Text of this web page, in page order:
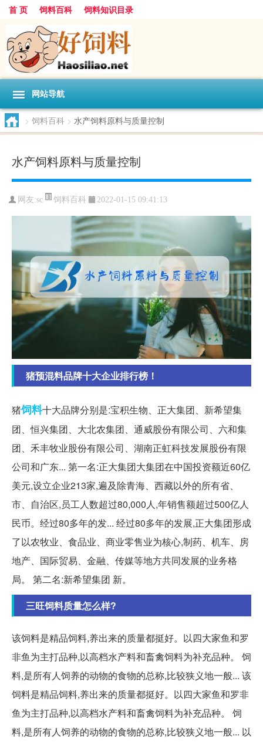
首 页 饲料百科 饲料知识目录
网站导航
> 饲料百科 > 水产饲料原料与质量控制
水产饲料原料与质量控制
网友:sc 饲料百科 2022-01-15 09:41:13
猪预混料品牌十大企业排行榜！
猪饲料十大品牌分别是:宝积生物、正大集团、新希望集
团、恒兴集团、大北农集团、通威股份有限公司、六和集
团、禾丰牧业股份有限公司、湖南正虹科技发展股份有限
公司和广东... 第一名:正大集团大集团在中国投资额近60亿
美元,设立企业213家,遍及除青海、西藏以外的所有省、
市、自治区,员工人数超过80,000人,年销售额超过500亿人
民币。经过80多年的发... 经过80多年的发展,正大集团形成
了以农牧业、食品业、商业零售业为核心,制药、机车、房
地产、国际贸易、金融、传媒等地方共同发展的业务格
局。 第二名:新希望集团 新。
三旺饲料质量怎么样?
该饲料是精品饲料,养出来的质量都挺好。以四大家鱼和罗
非鱼为主打品种,以高档水产料和畜禽饲料为补充品种。 饲
料,是所有人饲养的动物的食物的总称,比较狭义地一般... 该
饲料是精品饲料,养出来的质量都挺好。以四大家鱼和罗非
鱼为主打品种,以高档水产料和畜禽饲料为补充品种。 饲
料,是所有人饲养的动物的食物的总称,比较狭义地一般... 以